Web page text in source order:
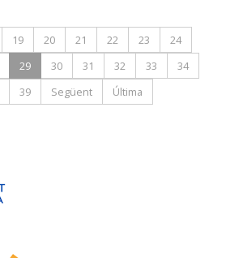
19 20 21 22 23
24
29 30 31 32 33
34
39 Següent Última